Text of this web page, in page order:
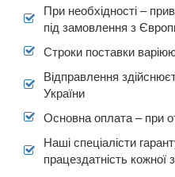
При необхідності –
під замовлення з
Строки поставки
Відправлення
України
Основна оплата – при
Наші спеціалісти
працездатність кожної